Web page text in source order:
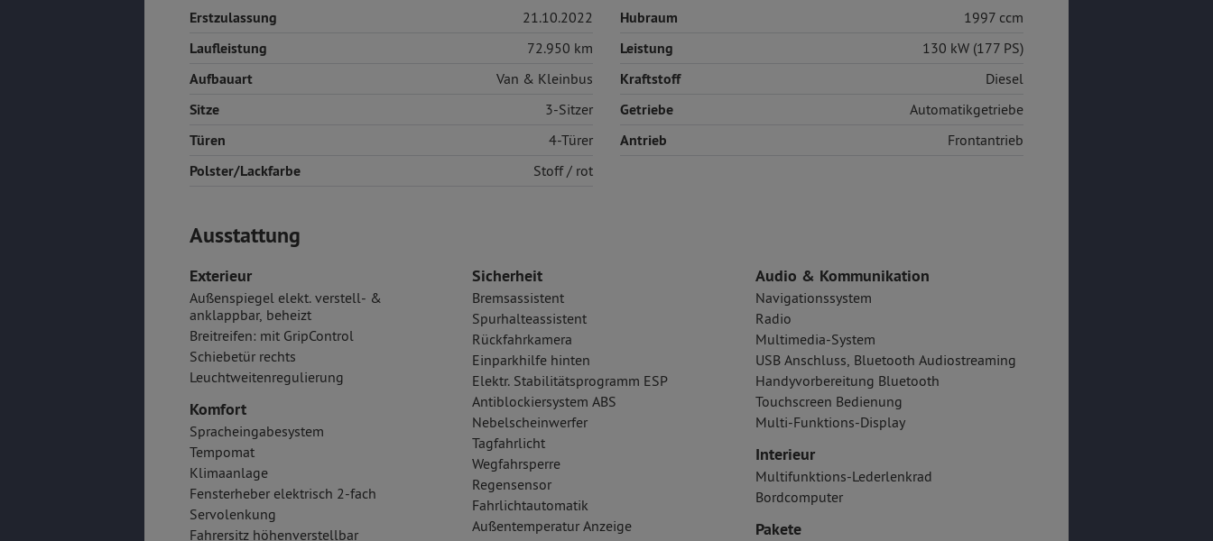
Erstzulassung 21.10.2022
Laufleistung 72.950 km
Aufbauart Van & Kleinbus
Sitze 3-Sitzer
Türen 4-Türer
Polster/Lackfarbe Stoff/ rot
Hubraum 1997 ccm
Leistung 130 kW (177 PS)
Kraftstoff Diesel
Getriebe Automatikgetriebe
Antrieb Frontantrieb
Ausstattung
Exterieur
Außenspiegel elekt. verstell- &
anklappbar, beheizt
Breitreifen: mit GripControl
Schiebetür rechts
Leuchtweitenregulierung
Komfort
Spracheingabesystem
Tempomat
Klimaanlage
Fensterheber elektrisch 2-fach
Servolenkung
Fahrersitz höhenverstellbar
Sicherheit
Bremsassistent
Spurhalteassistent
Rückfahrkamera
Einparkhilfe hinten
Elektr. Stabilitätsprogramm ESP
Antiblockiersystem ABS
Nebelscheinwerfer
Tagfahrlicht
Wegfahrsperre
Regensensor
Fahrlichtautomatik
Außentemperatur Anzeige
Audio & Kommunikation
Navigationssystem
Radio
Multimedia-System
USB Anschluss, Bluetooth Audiostreaming
Handyvorbereitung Bluetooth
Touchscreen Bedienung
Multi-Funktions-Display
Interieur
Multifunktions-Lederlenkrad
Bordcomputer
Pakete